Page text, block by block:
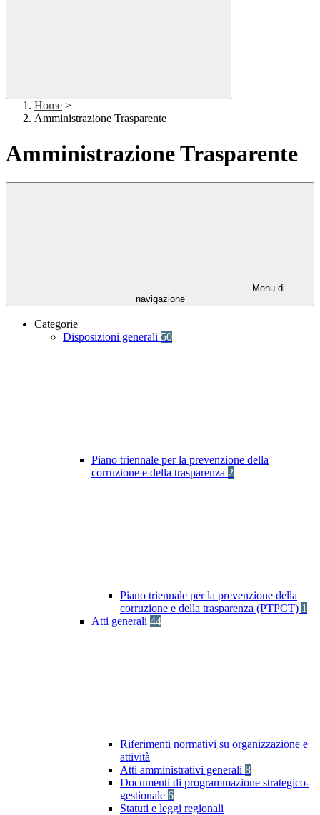
Home >
Amministrazione Trasparente
Amministrazione Trasparente
Menu di
navigazione
Categorie
Disposizioni generali 50
Piano triennale per la prevenzione della
corruzione e della trasparenza 2
Piano triennale per la prevenzione della
corruzione e della trasparenza (PTPCT) 1
Atti generali 44
Riferimenti normativi su organizzazione e
attività
Atti amministrativi generali 8
Documenti di programmazione strategico-
gestionale 6
Statuti e leggi regionali